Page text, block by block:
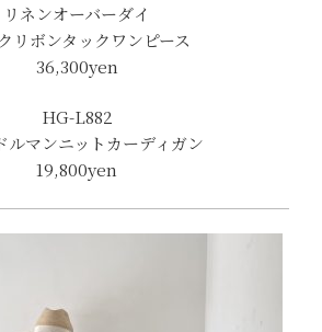
リネンオーバーダイ
リボンタックワンピース
36,300yen
HG-L882
ルマンニットカーディガン
19,800yen